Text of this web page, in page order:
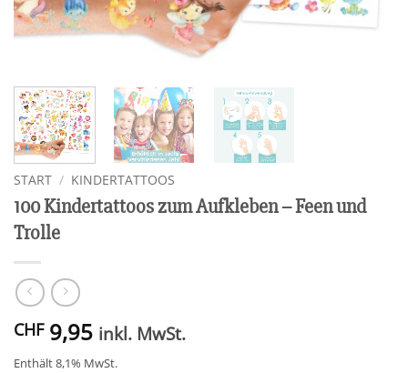
START / KINDERTATTOOS
100 Kindertattoos zum Aufkleben – Feen und
Trolle
CHF9,95 inkl. MwSt.
Enthält 8,1% MwSt.